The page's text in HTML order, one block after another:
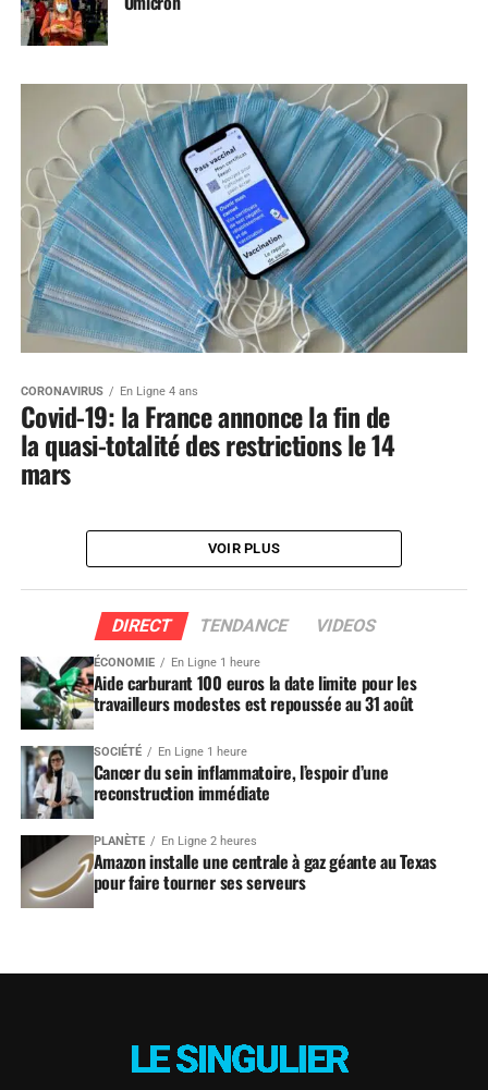
CORONAVIRUS En Ligne 4 ans
Covid-19: la France annonce la fin de
la quasi-totalité des restrictions le 14
mars
VOIR PLUS
DIRECT TENDANCE VIDEOS
ÉCONOMIE En Ligne 1 heure
Aide carburant 100 euros la date limite pour les
travailleurs modestes est repoussée au 31 août
SOCIÉTÉ En Ligne 1 heure
Cancer du sein inflammatoire, l’espoir d’une
reconstruction immédiate
PLANÈTE En Ligne 2 heures
Amazon installe une centrale à gaz géante au Texas
pour faire tourner ses serveurs